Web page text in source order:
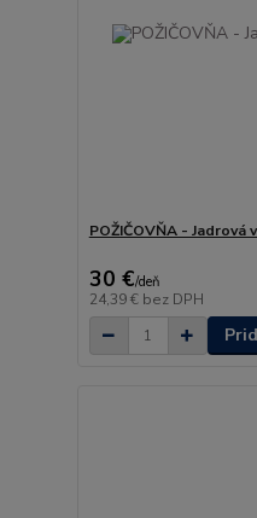
POŽIČOVŇA - Jadrová
30 €/deň
24,39 € bez DPH